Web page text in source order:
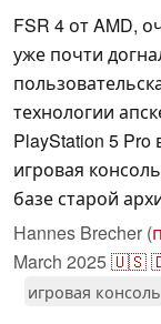
FSR 4 от AMD,
уже почти
технологии
PlayStation 5
игровая
базе старой
Hannes Brecher (
March 2025🇺🇸
игровая консоль